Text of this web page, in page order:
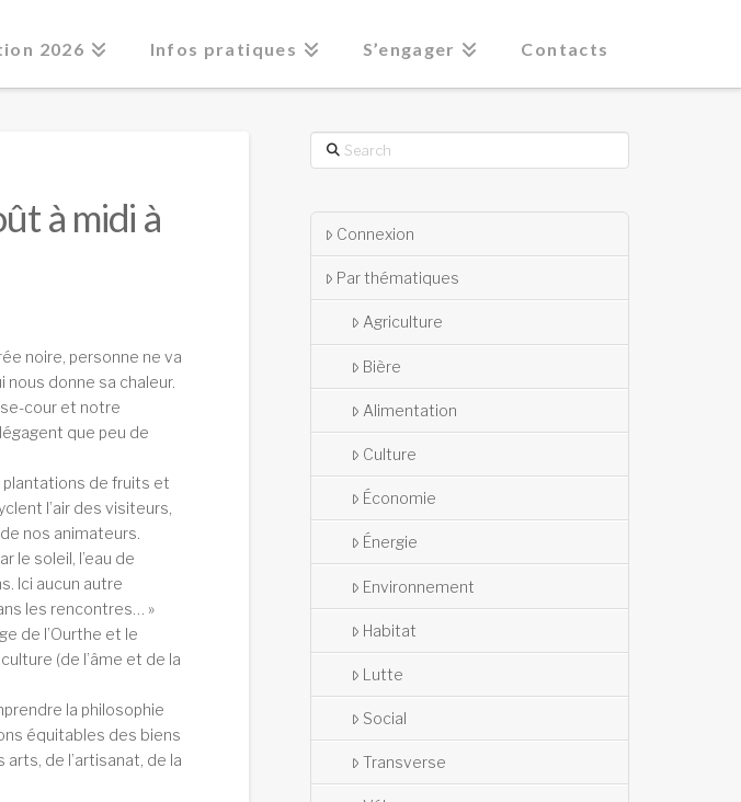
2026 Infos pratiques S’engager Contacts
à midi à
noire, personne ne va
nous donne sa chaleur.
cour et notre
que peu de
plantations de fruits et
l’air des visiteurs,
nos animateurs.
le soleil, l’eau de
Ici aucun autre
les rencontres… »
de l’Ourthe et le
(de l’âme et de la
la philosophie
équitables des biens
de l’artisanat, de la
Search
Connexion
Par thématiques
Agriculture
Bière
Alimentation
Culture
Économie
Énergie
Environnement
Habitat
Lutte
Social
Transverse